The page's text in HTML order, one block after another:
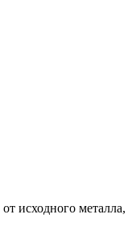
исходного